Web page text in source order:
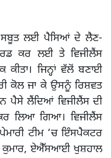
ਸਬੂਤ ਲਈ ਪੈਸਿਆਂ ਦੇ ਲੈਣ-
ਕਰ ਲਈ ਤੇ ਵਿਜੀਲੈਂਸ
ਜਿਨ੍ਹਾਂ ਵੱਲੋਂ ਬਣਾਈ
ਕੋਲ ਜਾ ਕੇ ਉਸਨੂੰ ਰਿਸ਼ਵਤ
ਪੈਸੇ ਲੈਂਦਿਆਂ ਵਿਜੀਲੈਂਸ ਦੀ
ਲਿਆ ਗਿਆ। ਵਿਜੀਲੈਂਸ
ਟੀਮ ‘ਚ ਇੰਸਪੈਕਟਰ
ਕੁਮਾਰ, ਏਐੱਸਆਈ ਖੁਸ਼ਹਾਲ